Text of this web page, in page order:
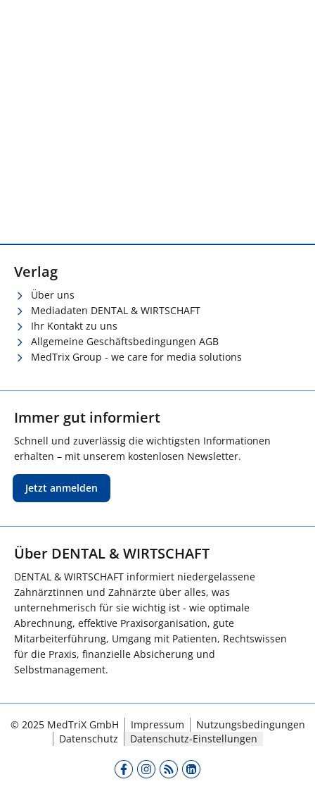
Verlag
Über uns
Mediadaten DENTAL & WIRTSCHAFT
Ihr Kontakt zu uns
Allgemeine Geschäftsbedingungen AGB
MedTrix Group - we care for media solutions
Immer gut informiert
Schnell und zuverlässig die wichtigsten Informationen
erhalten – mit unserem kostenlosen Newsletter.
Jetzt anmelden
Über DENTAL & WIRTSCHAFT
DENTAL & WIRTSCHAFT informiert niedergelassene
Zahnärztinnen und Zahnärzte über alles, was
unternehmerisch für sie wichtig ist - wie optimale
Abrechnung, effektive Praxisorganisation, gute
Mitarbeiterführung, Umgang mit Patienten, Rechtswissen
für die Praxis, finanzielle Absicherung und
Selbstmanagement.
© 2025 MedTriX GmbH Impressum
Nutzungsbedingungen
Datenschutz
Datenschutz-Einstellungen